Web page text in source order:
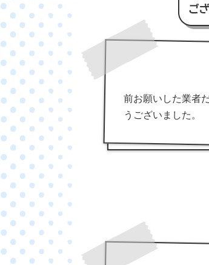
前お願いした業者
うございました。